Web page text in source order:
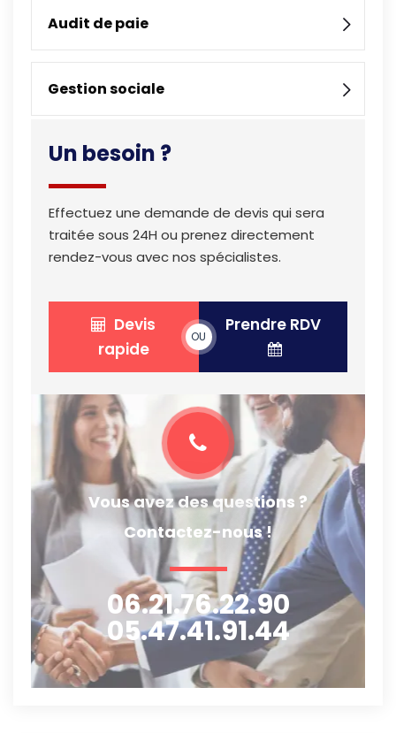
Audit de paie
Gestion sociale
Un besoin ?
Effectuez une demande de devis qui sera
traitée sous 24H ou prenez directement
rendez-vous avec nos spécialistes.
Devis
rapide
OU
Prendre RDV
Vous avez des questions ?
Contactez-nous !
06.21.76.22.90
05.47.41.91.44